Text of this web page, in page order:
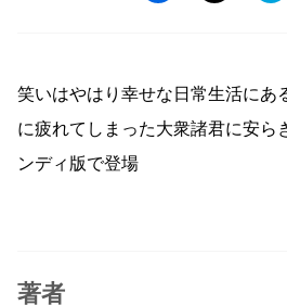
笑いはやはり幸せな日常生活にあ
に疲れてしまった大衆諸君に安ら
ンディ版で登場
著者